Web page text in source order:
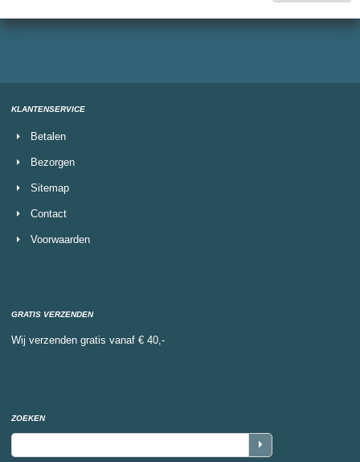
KLANTENSERVICE
Betalen
Bezorgen
Sitemap
Contact
Voorwaarden
GRATIS VERZENDEN
Wij verzenden gratis vanaf € 40,-
ZOEKEN